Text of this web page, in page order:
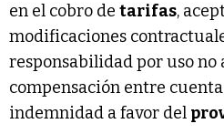
en el cobro de tarifas,
modificaciones
responsabilidad por uso
compensación entre
indemnidad a favor del